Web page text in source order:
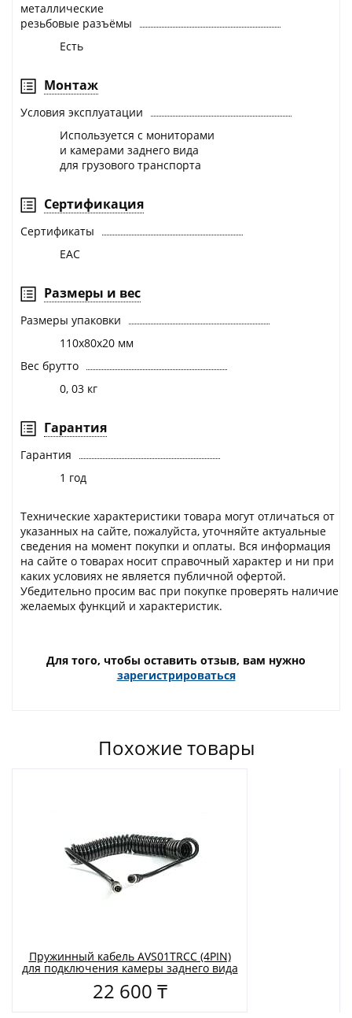
металлические
резьбовые разъёмы
Есть
Монтаж
Условия эксплуатации
Используется с мониторами
и камерами заднего вида
для грузового транспорта
Сертификация
Сертификаты
EAC
Размеры и вес
Размеры упаковки
110х80х20 мм
Вес брутто
0, 03 кг
Гарантия
Гарантия
1 год
Технические характеристики товара могут отличаться от
указанных на сайте, пожалуйста, уточняйте актуальные
сведения на момент покупки и оплаты. Вся информация
на сайте о товарах носит справочный характер и ни при
каких условиях не является публичной офертой.
Убедительно просим вас при покупке проверять наличие
желаемых функций и характеристик.
Для того, чтобы оставить отзыв, вам нужно
зарегистрироваться
Похожие товары
Пружинный кабель AVS01TRCC (4PIN)
для подключения камеры заднего вида
22 600 ₸